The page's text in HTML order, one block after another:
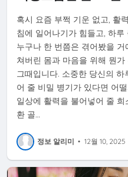
혹시 요즘 부쩍 기운 없고, 활
침에 일어나기가 힘들고, 하
누구나 한 번쯤은 겪어봤을
쳐버린 몸과 마음을 위해 뭔
그때입니다. 소중한 당신의
어 줄 비밀 병기가 있다면 어
일상에 활력을 불어넣어 줄
환 골…
정보 알리미 • 12월 10, 2025